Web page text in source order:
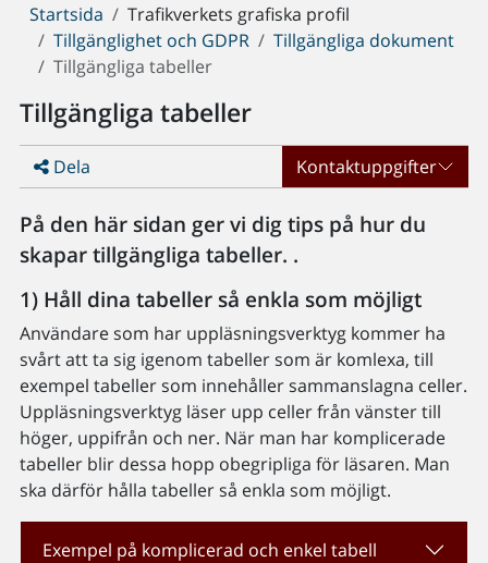
Du
är
här:
Startsida
Trafikverkets grafiska profil
Tillgänglighet och GDPR
Tillgängliga dokument
Tillgängliga tabeller
Tillgängliga tabeller
Dela Kontaktuppgifter
På den här sidan ger vi dig tips på hur du
skapar tillgängliga tabeller. .
1) Håll dina tabeller så enkla som möjligt
Användare som har uppläsningsverktyg kommer ha
svårt att ta sig igenom tabeller som är komlexa, till
exempel tabeller som innehåller sammanslagna celler.
Uppläsningsverktyg läser upp celler från vänster till
höger, uppifrån och ner. När man har komplicerade
tabeller blir dessa hopp obegripliga för läsaren. Man
ska därför hålla tabeller så enkla som möjligt.
Exempel på komplicerad och enkel tabell